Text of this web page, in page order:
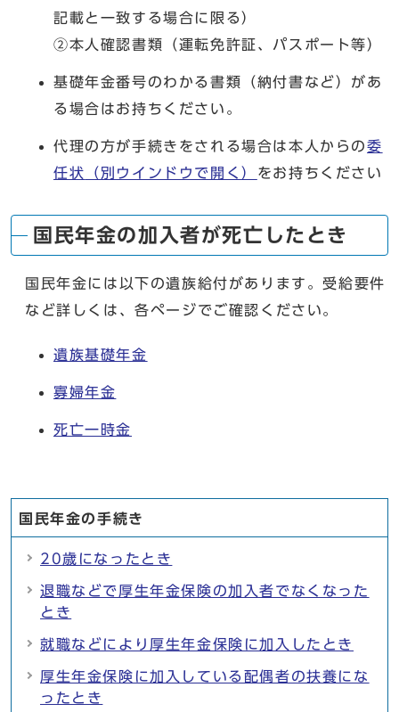
記載と一致する場合に限る）
②本人確認書類（運転免許証、パスポート等）
基礎年金番号のわかる書類（納付書など）があ
る場合はお持ちください。
代理の方が手続きをされる場合は本人からの委
任状 （別ウインドウで開く） をお持ちください
国民年金の加入者が死亡したとき
国民年金には以下の遺族給付があります。受給要件
など詳しくは、各ページでご確認ください。
遺族基礎年金
寡婦年金
死亡一時金
国民年金の手続き
20歳になったとき
退職などで厚生年金保険の加入者でなくなった
とき
就職などにより厚生年金保険に加入したとき
厚生年金保険に加入している配偶者の扶養にな
ったとき